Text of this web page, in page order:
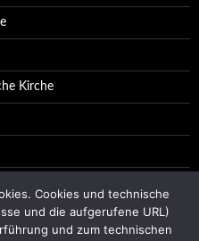
Kirche
Cookies und technische
und die aufgerufene URL)
und zum technischen